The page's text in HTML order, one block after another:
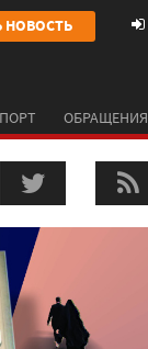
НОВОСТЬ
ОБРАЩЕНИЯ